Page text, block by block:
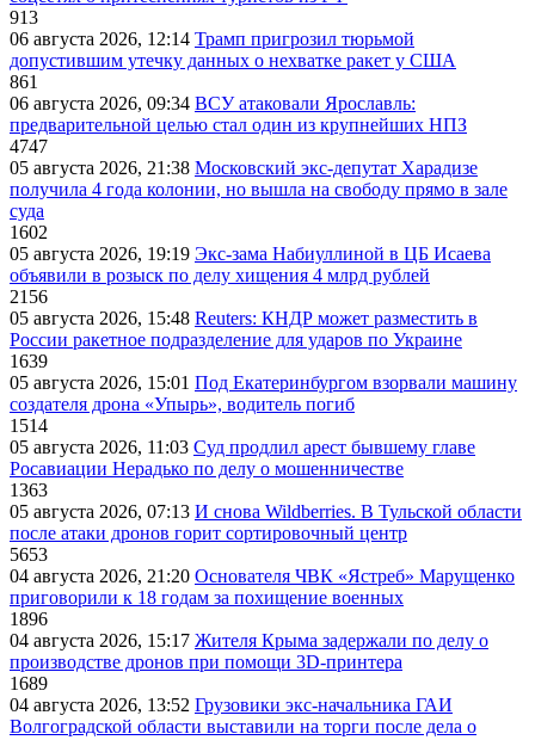
913
06 августа 2026, 12:14 Трамп пригрозил тюрьмой
допустившим утечку данных о нехватке ракет у США
861
06 августа 2026, 09:34 ВСУ атаковали Ярославль:
предварительной целью стал один из крупнейших НПЗ
4747
05 августа 2026, 21:38 Московский экс-депутат Харадизе
получила 4 года колонии, но вышла на свободу прямо в зале
суда
1602
05 августа 2026, 19:19 Экс-зама Набиуллиной в ЦБ Исаева
объявили в розыск по делу хищения 4 млрд рублей
2156
05 августа 2026, 15:48 Reuters: КНДР может разместить в
России ракетное подразделение для ударов по Украине
1639
05 августа 2026, 15:01 Под Екатеринбургом взорвали машину
создателя дрона «Упырь», водитель погиб
1514
05 августа 2026, 11:03 Суд продлил арест бывшему главе
Росавиации Нерадько по делу о мошенничестве
1363
05 августа 2026, 07:13 И снова Wildberries. В Тульской области
после атаки дронов горит сортировочный центр
5653
04 августа 2026, 21:20 Основателя ЧВК «Ястреб» Марущенко
приговорили к 18 годам за похищение военных
1896
04 августа 2026, 15:17 Жителя Крыма задержали по делу о
производстве дронов при помощи 3D‑принтера
1689
04 августа 2026, 13:52 Грузовики экс-начальника ГАИ
Волгоградской области выставили на торги после дела о